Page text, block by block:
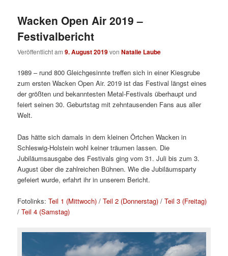
Wacken Open Air 2019 –
Festivalbericht
Veröffentlicht am9. August 2019vonNatalie Laube
1989 – rund 800 Gleichgesinnte treffen sich in einer Kiesgrube
zum ersten Wacken Open Air. 2019 ist das Festival längst eines
der größten und bekanntesten Metal-Festivals überhaupt und
feiert seinen 30. Geburtstag mit zehntausenden Fans aus aller
Welt.
Das hätte sich damals in dem kleinen Örtchen Wacken in
Schleswig-Holstein wohl keiner träumen lassen. Die
Jubiläumsausgabe des Festivals ging vom 31. Juli bis zum 3.
August über die zahlreichen Bühnen. Wie die Jubiläumsparty
gefeiert wurde, erfahrt ihr in unserem Bericht.
Fotolinks:Teil 1 (Mittwoch) /Teil 2 (Donnerstag) /Teil 3 (Freitag)
/Teil 4 (Samstag)